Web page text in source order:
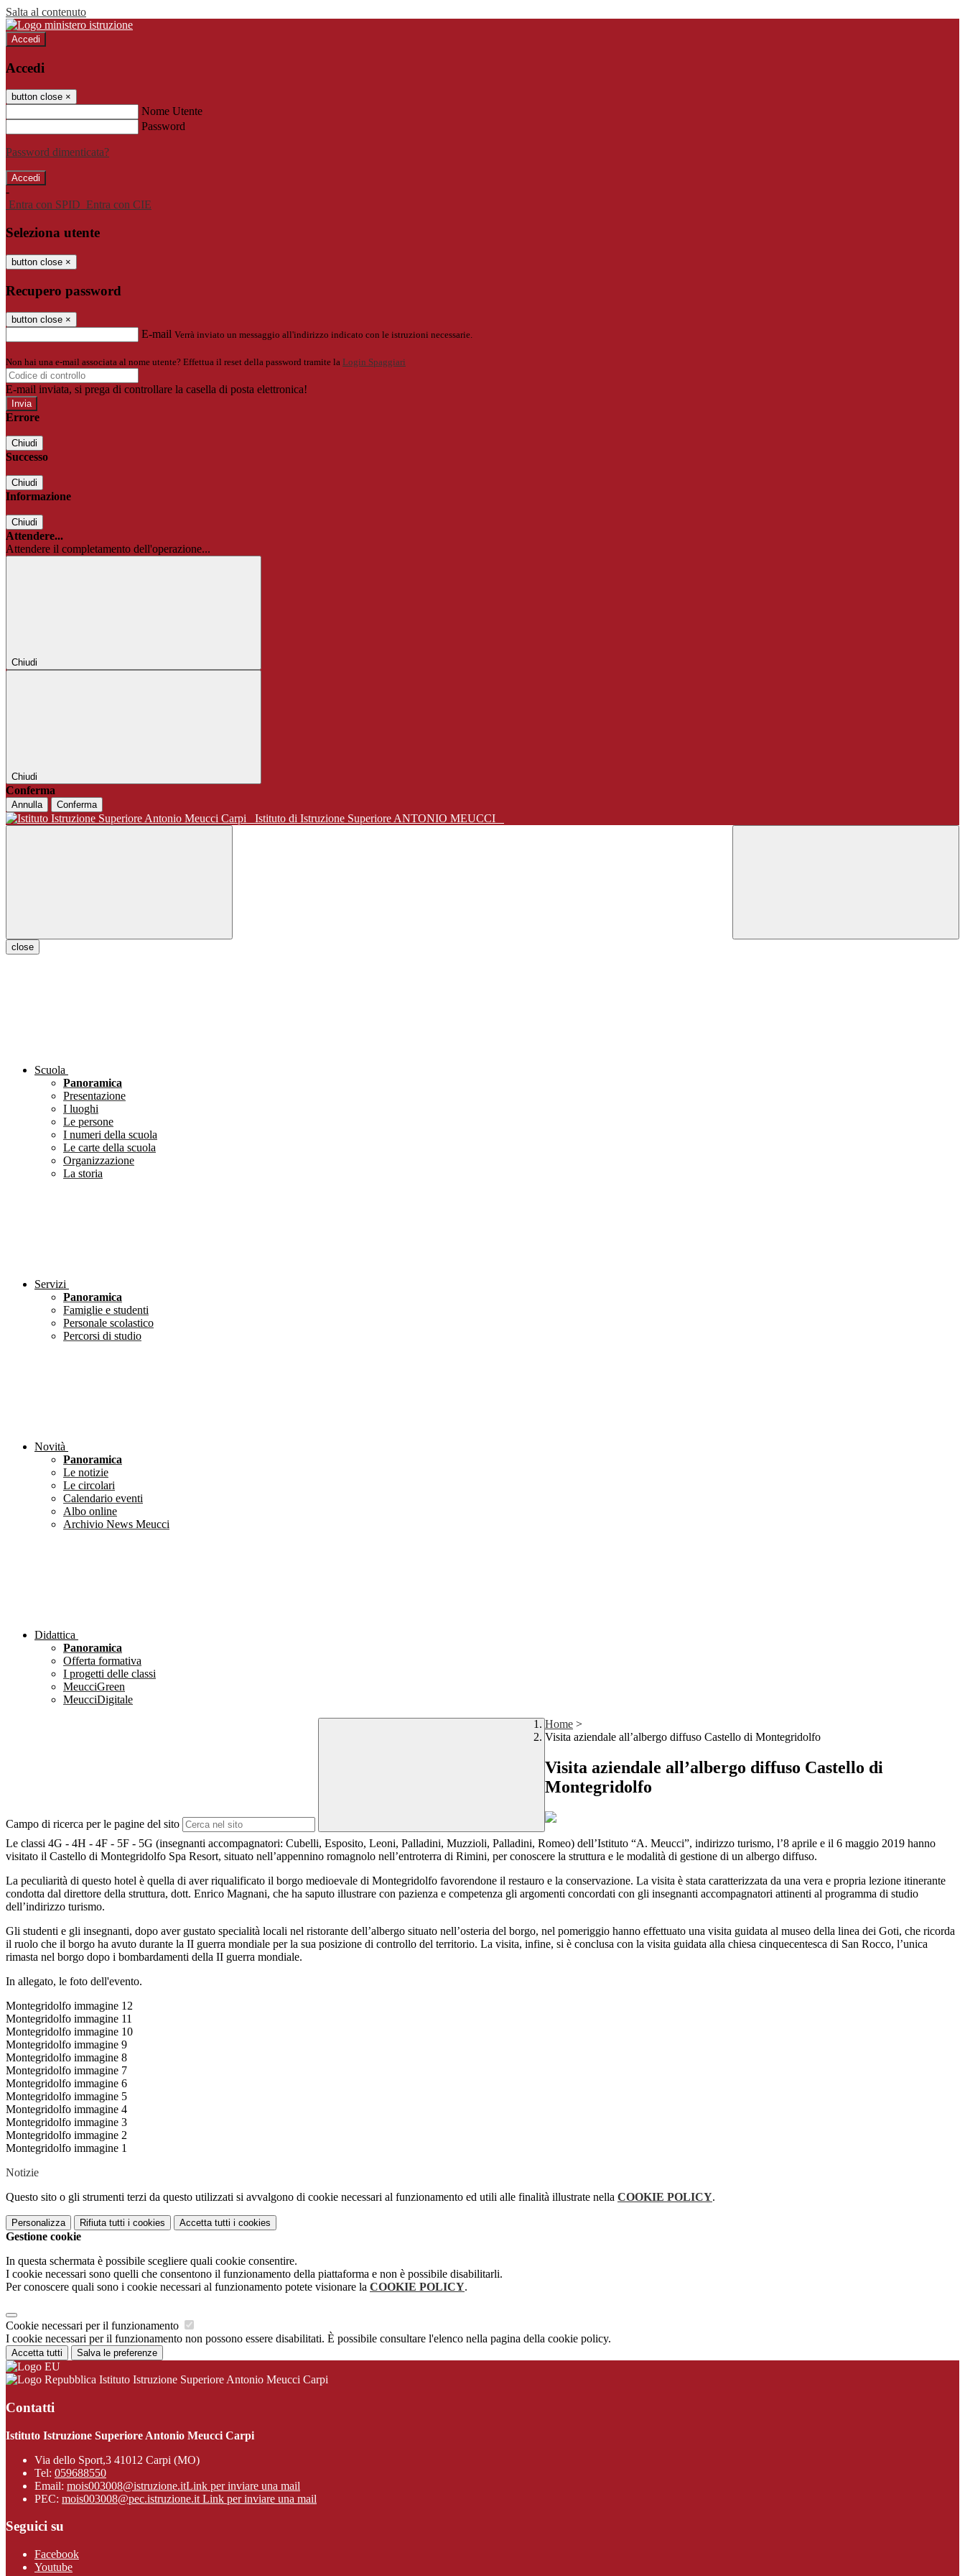
Salta al contenuto
Accedi
Accedi
button close ×
Nome Utente
Password
Password dimenticata?
-
Entra con SPID Entra con CIE
Seleziona utente
button close ×
Recupero password
button close ×
E-mail Verrà inviato un messaggio all'indirizzo indicato con le istruzioni necessarie.
Non hai una e-mail associata al nome utente? Effettua il reset della password tramite la Login Spaggiari
E-mail inviata, si prega di controllare la casella di posta elettronica!
Errore
Chiudi
Successo
Chiudi
Informazione
Chiudi
Attendere...
Attendere il completamento dell'operazione...
Chiudi
Chiudi
Conferma
Annulla Conferma
Istituto di Istruzione Superiore ANTONIO MEUCCI
close
Scuola
Panoramica
Presentazione
I luoghi
Le persone
I numeri della scuola
Le carte della scuola
Organizzazione
La storia
Servizi
Panoramica
Famiglie e studenti
Personale scolastico
Percorsi di studio
Novità
Panoramica
Le notizie
Le circolari
Calendario eventi
Albo online
Archivio News Meucci
Didattica
Panoramica
Offerta formativa
I progetti delle classi
MeucciGreen
MeucciDigitale
Campo di ricerca per le pagine del sito
Home >
Visita aziendale all’albergo diffuso Castello di Montegridolfo
Visita aziendale all’albergo diffuso Castello di
Montegridolfo
Le classi 4G - 4H - 4F - 5F - 5G (insegnanti accompagnatori: Cubelli, Esposito, Leoni, Palladini, Muzzioli, Palladini, Romeo) dell’Istituto “A. Meucci”, indirizzo turismo, l’8 aprile e il 6 maggio 2019 hanno
visitato il Castello di Montegridolfo Spa Resort, situato nell’appennino romagnolo nell’entroterra di Rimini, per conoscere la struttura e le modalità di gestione di un albergo diffuso.
La peculiarità di questo hotel è quella di aver riqualificato il borgo medioevale di Montegridolfo favorendone il restauro e la conservazione. La visita è stata caratterizzata da una vera e propria lezione itinerante
condotta dal direttore della struttura, dott. Enrico Magnani, che ha saputo illustrare con pazienza e competenza gli argomenti concordati con gli insegnanti accompagnatori attinenti al programma di studio
dell’indirizzo turismo.
Gli studenti e gli insegnanti, dopo aver gustato specialità locali nel ristorante dell’albergo situato nell’osteria del borgo, nel pomeriggio hanno effettuato una visita guidata al museo della linea dei Goti, che ricorda
il ruolo che il borgo ha avuto durante la II guerra mondiale per la sua posizione di controllo del territorio. La visita, infine, si è conclusa con la visita guidata alla chiesa cinquecentesca di San Rocco, l’unica
rimasta nel borgo dopo i bombardamenti della II guerra mondiale.
In allegato, le foto dell'evento.
Montegridolfo immagine 12
Montegridolfo immagine 11
Montegridolfo immagine 10
Montegridolfo immagine 9
Montegridolfo immagine 8
Montegridolfo immagine 7
Montegridolfo immagine 6
Montegridolfo immagine 5
Montegridolfo immagine 4
Montegridolfo immagine 3
Montegridolfo immagine 2
Montegridolfo immagine 1
Notizie
Questo sito o gli strumenti terzi da questo utilizzati si avvalgono di cookie necessari al funzionamento ed utili alle finalità illustrate nella COOKIE POLICY.
Personalizza Rifiuta tutti i cookies Accetta tutti i cookies
Gestione cookie
In questa schermata è possibile scegliere quali cookie consentire.
I cookie necessari sono quelli che consentono il funzionamento della piattaforma e non è possibile disabilitarli.
Per conoscere quali sono i cookie necessari al funzionamento potete visionare la COOKIE POLICY.
Cookie necessari per il funzionamento
I cookie necessari per il funzionamento non possono essere disabilitati. È possibile consultare l'elenco nella pagina della cookie policy.
Accetta tutti Salva le preferenze
Istituto Istruzione Superiore Antonio Meucci Carpi
Contatti
Istituto Istruzione Superiore Antonio Meucci Carpi
Via dello Sport,3 41012 Carpi (MO)
Tel: 059688550
Email: mois003008@istruzione.itLink per inviare una mail
PEC: mois003008@pec.istruzione.it Link per inviare una mail
Seguici su
Facebook
Youtube